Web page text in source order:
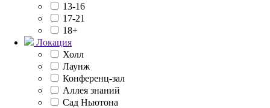
13-16
17-21
18+
Локация
Холл
Лаунж
Конференц-зал
Аллея знаний
Сад Ньютона